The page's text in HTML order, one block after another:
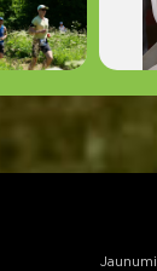
Jaunumi